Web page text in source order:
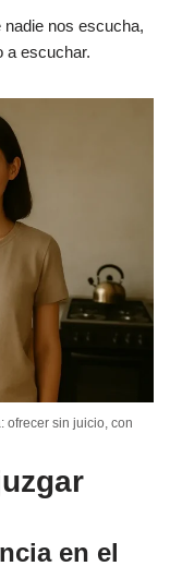
nos escucha,
a escuchar.
ofrecer sin juicio, con
en el